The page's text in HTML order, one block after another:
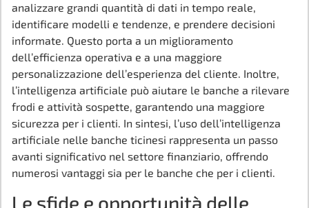
analizzare grandi quantità di dati in tempo reale,
identificare modelli e tendenze, e prendere decisioni
informate. Questo porta a un miglioramento
dell’efficienza operativa e a una maggiore
personalizzazione dell’esperienza del cliente. Inoltre,
l’intelligenza artificiale può aiutare le banche a rilevare
frodi e attività sospette, garantendo una maggiore
sicurezza per i clienti. In sintesi, l’uso dell’intelligenza
artificiale nelle banche ticinesi rappresenta un passo
avanti significativo nel settore finanziario, offrendo
numerosi vantaggi sia per le banche che per i clienti.
Le sfide e opportunità delle